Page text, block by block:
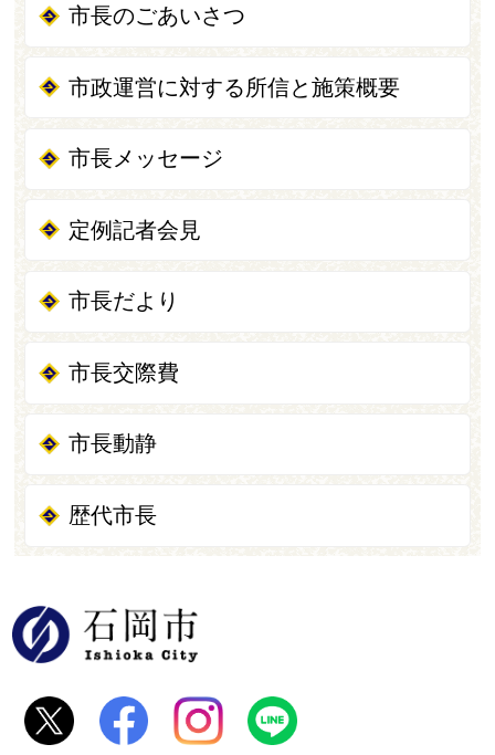
市長のごあいさつ
市政運営に対する所信と施策概要
市長メッセージ
定例記者会見
市長だより
市長交際費
市長動静
歴代市長